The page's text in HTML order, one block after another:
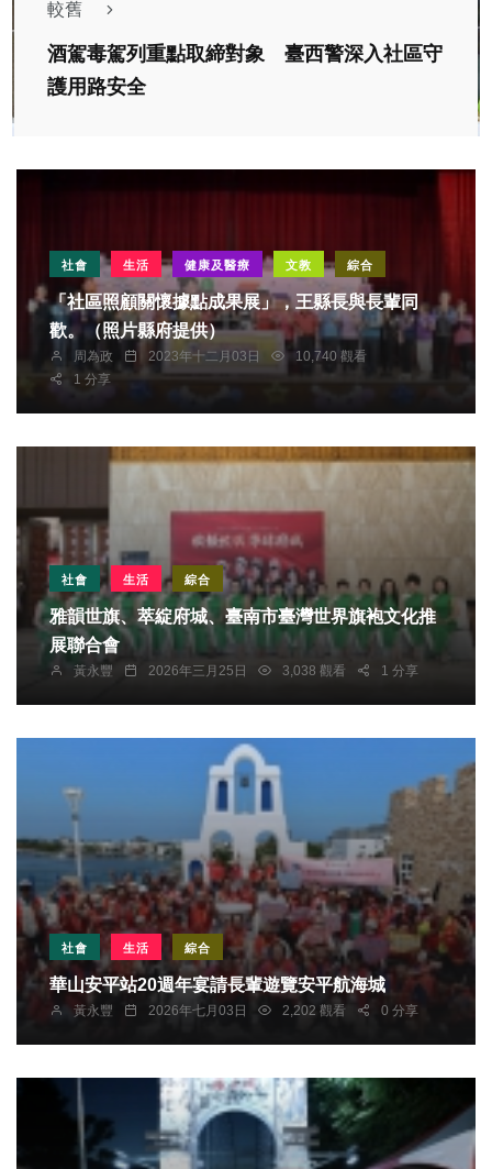
較舊
酒駕毒駕列重點取締對象 臺西警深入社區守
護用路安全
社會 生活 健康及醫療 文教 綜合
「社區照顧關懷據點成果展」，王縣長與長輩同
歡。（照片縣府提供）
周為政 2023年十二月03日
10,740 觀看
1 分享
社會 生活 綜合
雅韻世旗、萃綻府城、臺南市臺灣世界旗袍文化推
展聯合會
黃永豐 2026年三月25日 3,038 觀看 1 分享
社會 生活 綜合
華山安平站20週年宴請長輩遊覽安平航海城
黃永豐 2026年七月03日 2,202 觀看 0 分享